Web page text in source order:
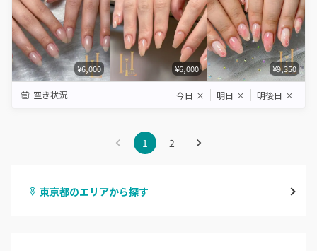
¥6,000 ¥6,000 ¥9,350
空き状況 今日 × 明日 × 明後日 ×
1 2
東京都のエリアから探す